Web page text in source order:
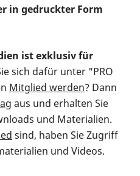
in gedruckter Form
ist exklusiv für
sich dafür unter "PRO
Mitglied werden? Dann
aus und erhalten Sie
und Materialien.
sind, haben Sie Zugriff
und Videos.